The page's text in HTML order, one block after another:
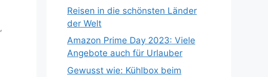
,
Reisen in die schönsten Länder
der Welt
Amazon Prime Day 2023: Viele
Angebote auch für Urlauber
Gewusst wie: Kühlbox beim